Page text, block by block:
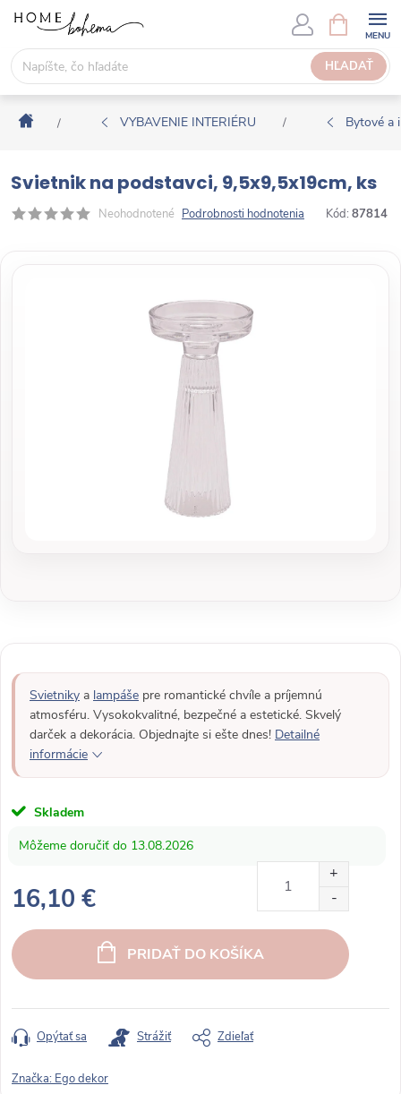
s
HĽADAŤ
Á
K
U
P
N
Š
Í
Domov
/ VYBAVENIE INTERIÉRU / Bytové a
Svietnik na podstavci, 9,5x9,5x19cm, ks
Neohodnotené Podrobnosti hodnotenia Kód: 87814
Svietniky a lampáše pre romantické chvíle a príjemnú
atmosféru. Vysokokvalitné, bezpečné a estetické. Skvelý
darček a dekorácia. Objednajte si ešte dnes! Detailné
informácie
Skladem
13.08.2026
16,10 €
e
d
o
t
o
PRIDAŤ DO KOŠÍKA
Opýtať sa Strážiť Zdieľať
Značka: Ego dekor